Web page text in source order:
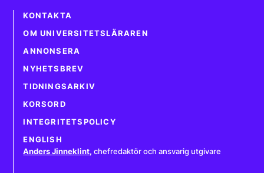
KONTAKTA
OM UNIVERSITETSLÄRAREN
ANNONSERA
NYHETSBREV
TIDNINGSARKIV
KORSORD
INTEGRITETSPOLICY
ENGLISH
Anders Jinneklint, chefredaktör och ansvarig utgivare